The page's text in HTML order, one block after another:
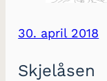
30. april 2018
Skjelåsen